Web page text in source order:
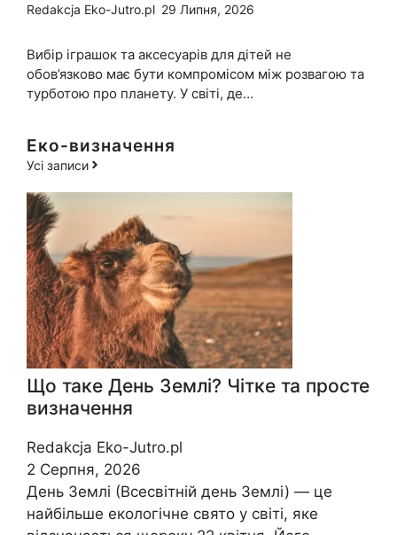
Redakcja Eko-Jutro.pl 29 Липня, 2026
Вибір іграшок та аксесуарів для дітей не
обов’язково має бути компромісом між розвагою та
турботою про планету. У світі, де…
Еко-визначення
Усі записи
Що таке День Землі? Чітке та просте
визначення
Redakcja Eko-Jutro.pl
2 Серпня, 2026
День Землі (Всесвітній день Землі) — це
найбільше екологічне свято у світі, яке